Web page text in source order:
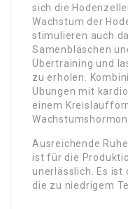
sich die
Wachstum der
stimulieren auch
Samenbläschen
Übertraining und
zu erholen.
Übungen mit
einem
Ausreichende
ist für die
unerlässlich. Es ist
die zu niedrigem